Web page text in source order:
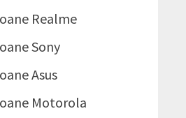
Realme
Sony
Asus
Motorola